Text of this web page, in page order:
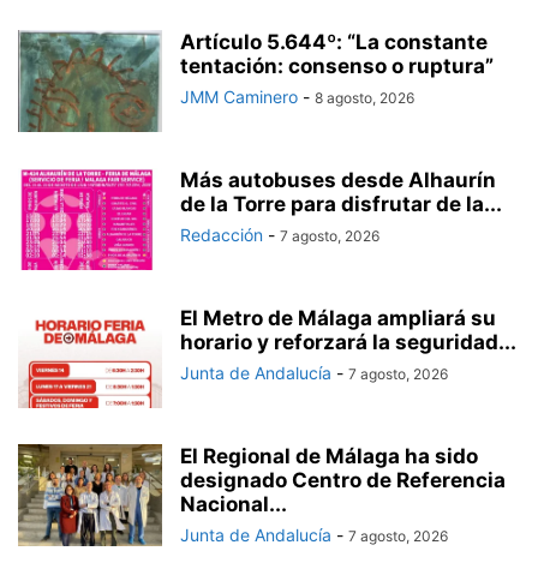
Artículo 5.644º: “La constante
tentación: consenso o ruptura”
JMM Caminero - 8 agosto, 2026
Más autobuses desde Alhaurín
de la Torre para disfrutar de la...
Redacción - 7 agosto, 2026
El Metro de Málaga ampliará su
horario y reforzará la seguridad...
Junta de Andalucía - 7 agosto, 2026
El Regional de Málaga ha sido
designado Centro de Referencia
Nacional...
Junta de Andalucía - 7 agosto, 2026